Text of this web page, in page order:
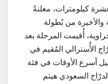
كيلومترات، معلنةً
والأخيرة من بُطولة
أُقيمت المرحلة بعد
الأُسترالي المُقيم في
أسرع الأوقات في فئة
السعودي هيثم